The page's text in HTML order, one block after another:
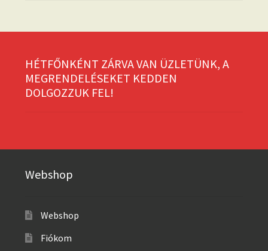
HÉTFŐNKÉNT ZÁRVA VAN ÜZLETÜNK, A
MEGRENDELÉSEKET KEDDEN
DOLGOZZUK FEL!
Webshop
Webshop
Fiókom